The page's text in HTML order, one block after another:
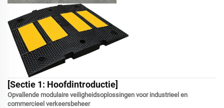
[Sectie 1: Hoofdintroductie]
Opvallende modulaire veiligheidsoplossingen voor industrieel en
commercieel verkeersbeheer